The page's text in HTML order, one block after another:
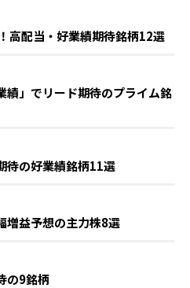
高配当・好業績期待銘柄12選
績」でリード期待のプライム銘
待の好業績銘柄11選
増益予想の主力株8選
の9銘柄